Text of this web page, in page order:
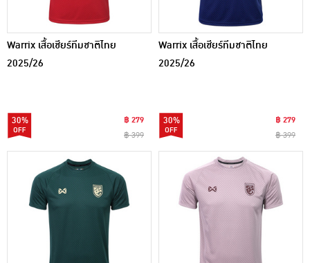
Warrix เสื้อเชียร์ทีมชาติไทย
2025/26
30%
฿ 279
฿ 399
Warrix เสื้อเชียร์ทีมชาติไทย
2025/26
30%
฿ 279
฿ 399